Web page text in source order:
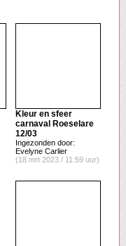
Kleur en sfeer
carnaval Roeselare
12/03
Ingezonden door:
Evelyne Carlier
(18 mrt 2023 / 11:59 uur)